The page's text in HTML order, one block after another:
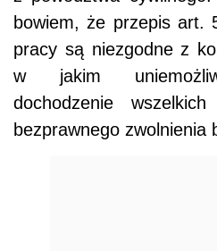
bowiem, że przepis art.
pracy są niezgodne z
w jakim
dochodzenie
bezprawnego zwolnienia